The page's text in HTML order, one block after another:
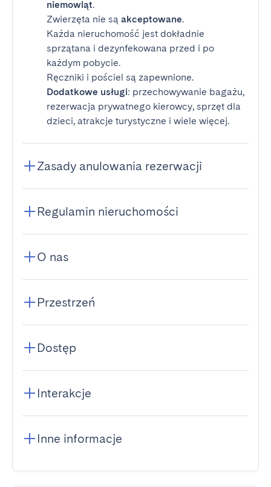
niemowląt.
Zwierzęta nie są akceptowane.
Każda nieruchomość jest dokładnie
sprzątana i dezynfekowana przed i po
każdym pobycie.
Ręczniki i pościel są zapewnione.
Dodatkowe usługi: przechowywanie bagażu,
rezerwacja prywatnego kierowcy, sprzęt dla
dzieci, atrakcje turystyczne i wiele więcej.
Zasady anulowania rezerwacji
Regulamin nieruchomości
O nas
Przestrzeń
Dostęp
Interakcje
Inne informacje